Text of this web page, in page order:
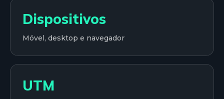
Dispositivos
Móvel, desktop e navegador
UTM